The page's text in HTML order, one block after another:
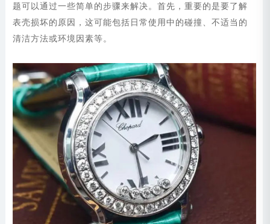
题可以通过一些简单的步骤来解决。首先，重要的是要了解
表壳损坏的原因，这可能包括日常使用中的碰撞、不适当的
清洁方法或环境因素等。